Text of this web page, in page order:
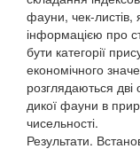
фауни, чек-
інформацією про
бути категорії
економічного
розглядаються дві
дикої фауни в
чисельності.
Результати.